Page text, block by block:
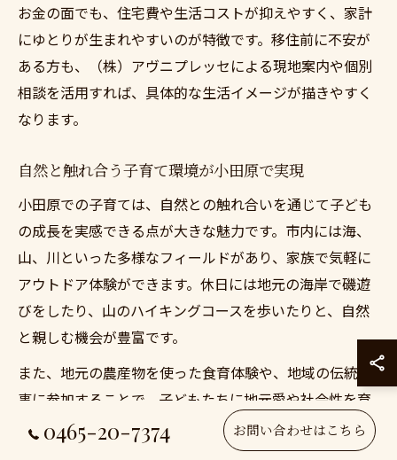
お金の面でも、住宅費や生活コストが抑えやすく、家計
にゆとりが生まれやすいのが特徴です。移住前に不安が
ある方も、（株）アヴニプレッセによる現地案内や個別
相談を活用すれば、具体的な生活イメージが描きやすく
なります。
自然と触れ合う子育て環境が小田原で実現
小田原での子育ては、自然との触れ合いを通じて子ども
の成長を実感できる点が大きな魅力です。市内には海、
山、川といった多様なフィールドがあり、家族で気軽に
アウトドア体験ができます。休日には地元の海岸で磯遊
びをしたり、山のハイキングコースを歩いたりと、自然
と親しむ機会が豊富です。
また、地元の農産物を使った食育体験や、地域の伝統行
事に参加することで、子どもたちに地元愛や社会性を育
むことができます。移住者向けの子育てサークルや交流
イベントもあり、同じ立場の親同士が情報交換できる環
0465-20-7374 お問い合わせはこちら